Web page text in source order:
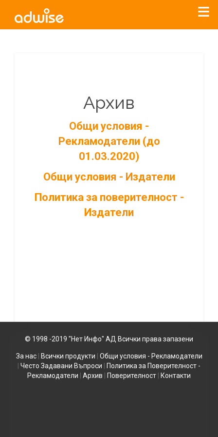
Архив
Общи условия -
Рекламодатели (до
01.03.2020)
Общи условия - Издатели
Политика за поверителност -
Издатели
© 1998 -2019 "Нет Инфо" АД Всички права запазени
За нас| Всички продукти
Общи условия - Рекламодатели
Често Задавани Въпроси
Политика за Поверителност -
Рекламодатели
Архив Поверителност Контакти